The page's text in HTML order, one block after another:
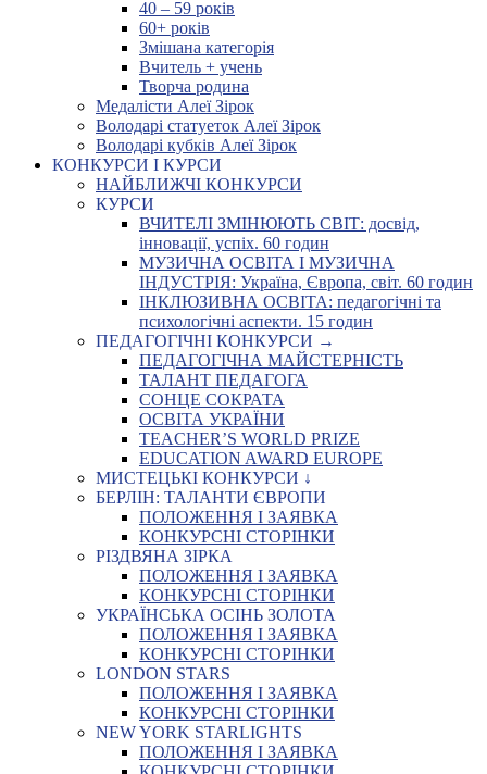
40 – 59 років
60+ років
Змішана категорія
Вчитель + учень
Творча родина
Медалісти Алеї Зірок
Володарі статуеток Алеї Зірок
Володарі кубків Алеї Зірок
КОНКУРСИ І КУРСИ
НАЙБЛИЖЧІ КОНКУРСИ
КУРСИ
ВЧИТЕЛІ ЗМІНЮЮТЬ СВІТ: досвід,
інновації, успіх. 60 годин
МУЗИЧНА ОСВІТА І МУЗИЧНА
ІНДУСТРІЯ: Україна, Європа, світ. 60 годин
ІНКЛЮЗИВНА ОСВІТА: педагогічні та
психологічні аспекти. 15 годин
ПЕДАГОГІЧНІ КОНКУРСИ →
ПЕДАГОГІЧНА МАЙСТЕРНІСТЬ
ТАЛАНТ ПЕДАГОГА
СОНЦЕ СОКРАТА
ОСВІТА УКРАЇНИ
TEACHER’S WORLD PRIZE
EDUCATION AWARD EUROPE
МИСТЕЦЬКІ КОНКУРСИ ↓
БЕРЛІН: ТАЛАНТИ ЄВРОПИ
ПОЛОЖЕННЯ І ЗАЯВКА
КОНКУРСНІ СТОРІНКИ
РІЗДВЯНА ЗІРКА
ПОЛОЖЕННЯ І ЗАЯВКА
КОНКУРСНІ СТОРІНКИ
УКРАЇНСЬКА ОСІНЬ ЗОЛОТА
ПОЛОЖЕННЯ І ЗАЯВКА
КОНКУРСНІ СТОРІНКИ
LONDON STARS
ПОЛОЖЕННЯ І ЗАЯВКА
КОНКУРСНІ СТОРІНКИ
NEW YORK STARLIGHTS
ПОЛОЖЕННЯ І ЗАЯВКА